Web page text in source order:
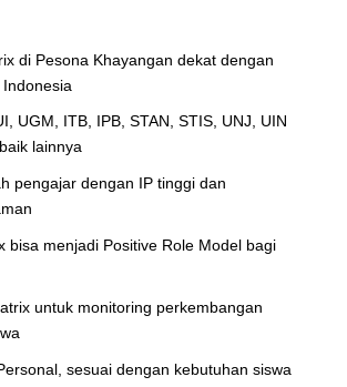
di Pesona Khayangan dekat dengan
UGM, ITB, IPB, STAN, STIS, UNJ, UIN
lainnya
pengajar dengan IP tinggi dan
bisa menjadi Positive Role Model bagi
untuk monitoring perkembangan
sesuai dengan kebutuhan siswa